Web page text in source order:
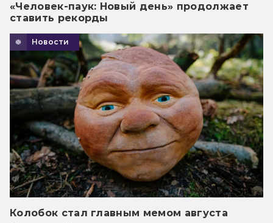
«Человек-паук: Новый день» продолжает
ставить рекорды
Новости
Колобок стал главным мемом августа